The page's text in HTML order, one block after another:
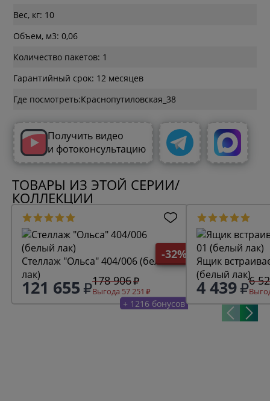
Вес, кг: 10
Объем, м3: 0,06
Количество пакетов: 1
Гарантийный срок: 12 месяцев
Где посмотреть:
Получить видео
и фотоконсультацию
ТОВАРЫ ИЗ ЭТОЙ СЕРИИ/
КОЛЛЕКЦИИ
-32%
Стеллаж "Ольса" 404/006 (белый
лак)
121 655 178 906
Выгода 57 251
+ 1216 бонусов
Ящик
(белый лак)
4 439 6